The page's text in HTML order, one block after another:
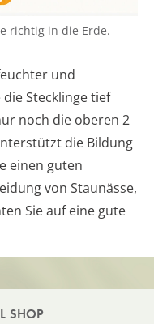
richtig in die Erde.
und
Stecklinge tief
noch die oberen 2
die Bildung
einen guten
von Staunässe,
Sie auf eine gute
SHOP